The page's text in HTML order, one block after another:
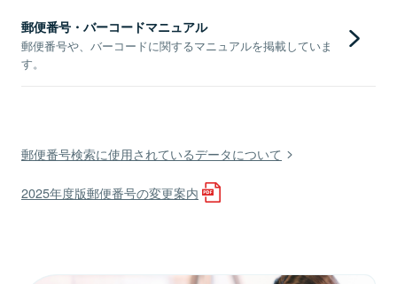
郵便番号・バーコードマニュアル
郵便番号や、バーコードに関するマニュアルを掲載していま
す。
郵便番号検索に使用されているデータについて
2025年度版郵便番号の変更案内